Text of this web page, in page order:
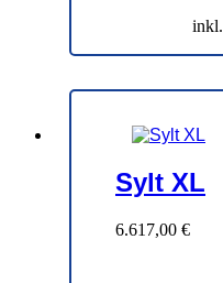
inkl.
Sylt XL
6.617,00 €